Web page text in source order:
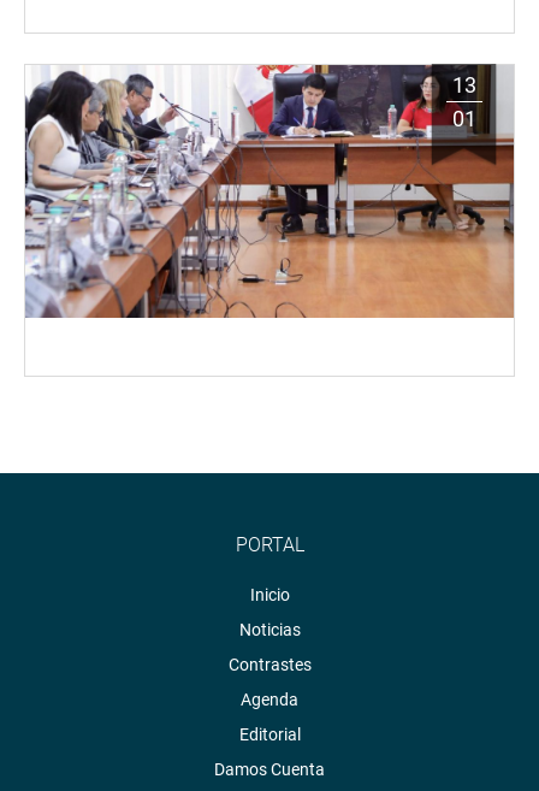
13
01
PORTAL
Inicio
Noticias
Contrastes
Agenda
Editorial
Damos Cuenta